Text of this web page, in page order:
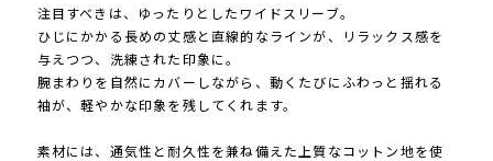
注目すべきは、ゆったりとしたワイドスリーブ。
ひじにかかる長めの丈感と直線的なラインが、リラックス感を
与えつつ、洗練された印象に。
腕まわりを自然にカバーしながら、動くたびにふわっと揺れる
袖が、軽やかな印象を残してくれます。
素材には、通気性と耐久性を兼ね備えた上質なコットン地を使